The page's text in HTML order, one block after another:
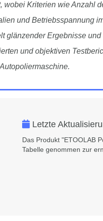
wobei Kriterien wie Anzahl
und Betriebsspannung
glänzender Ergebnisse
und objektiven
Letzte
Das Produkt "‎ETOOLAB
Tabelle genommen zur